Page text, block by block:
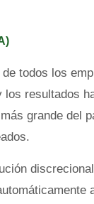
todos los
los resultados
grande del